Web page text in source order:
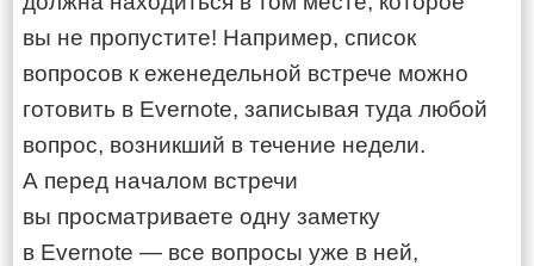
вы не пропустите! Например, список
вопросов к еженедельной встрече можно
готовить в Evernote, записывая туда любой
вопрос, возникший в течение недели.
А перед началом встречи
вы просматриваете одну заметку
в Evernote — все вопросы уже в ней,